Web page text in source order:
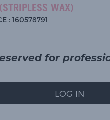
WAX)
: 160578791
for
LOG IN